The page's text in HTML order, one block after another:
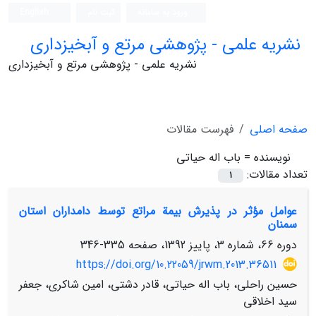
نشریه علمی - پژوهشی مرتع و آبخیزداری
نشریه علمی - پژوهشی مرتع و آبخیزداری
صفحه اصلی
فهرست مقالات
نویسنده = باب اله حیاتی
تعداد مقالات:
1
عوامل مؤثر در پذیرش بیمة مراتع توسط دامداران استان
سمنان
دوره 66، شماره 3، پاییز 1392، صفحه
335-346
https://doi.org/10.22059/jrwm.2013.36511
حسین راحلی، باب اله حیاتی، قادر دشتی، امین شاکری، جعفر
سید اخلاقی